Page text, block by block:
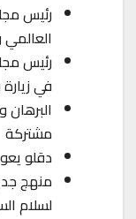
رئيس
العالمي
رئيس
في
مشتركة
دقلو
منهج
لسلام